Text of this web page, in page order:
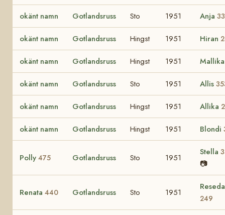
okänt namn Gotlandsruss Sto 1951 Anja
okänt namn Gotlandsruss Hingst 1951 Hiran
okänt namn Gotlandsruss Hingst 1951
okänt namn Gotlandsruss Sto 1951 Allis
okänt namn Gotlandsruss Hingst 1951 Allika
okänt namn Gotlandsruss Hingst 1951 Blondi
Polly 475 Gotlandsruss Sto 1951
Stella
📷
Renata 440 Gotlandsruss Sto 1951
Reseda
249